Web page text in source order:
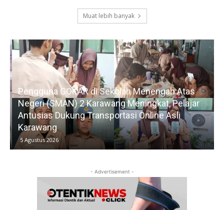
Muat lebih banyak
Pengguna GOKAR di Sekolah Menengah Atas
Negeri (SMAN) 2 Karawang Meningkat, Pelajar
Antusias Dukung Transportasi Online Asli
Karawang
5 Agustus 2026
- Advertisement -